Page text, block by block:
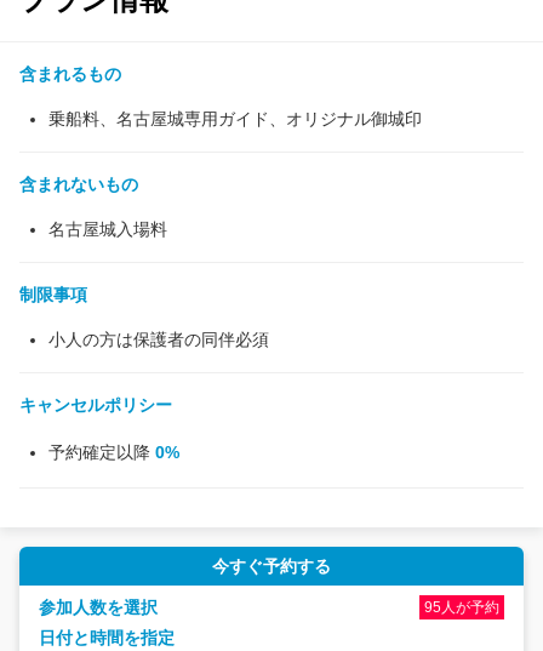
含まれるもの
乗船料、名古屋城専用ガイド、オリジナル御城印
含まれないもの
名古屋城入場料
制限事項
小人の方は保護者の同伴必須
キャンセルポリシー
予約確定以降 0%
今すぐ予約する
95人が予約
参加人数を選択
日付と時間を指定